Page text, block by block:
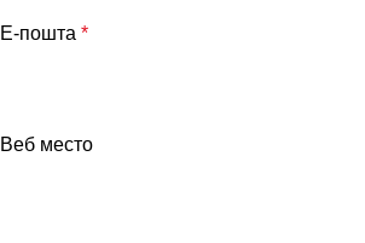
Е-пошта *
Веб место